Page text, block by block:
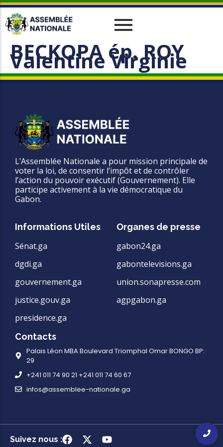
Historique
Missions
Organes
Vos Députés
Travaux
parlementaires
Relations Interparlementaires
Actualités
Evènements
Phototèque
BECKOPA ép. ROY
Valentine Virginie
L’Assemblée Nationale a pour mission principale de
voter la loi, de consentir l’impôt et de contrôler
l’action du pouvoir exécutif (Gouvernement). Elle
participe activement à la vie démocratique du
Gabon.
Informations Utiles
Sénat.ga
dgdi.ga
gouvernement.ga
justice.gouv.ga
presidence.ga
Organes de presse
gabon24.ga
gabontelevisions.ga
union.sonapresse.com
agpgabon.ga
Contacts
Palais Léon MBA Boulevard Triomphal Omar BONGO BP:
29
+241 011 74 90 21 +241 011 74 60 67
infos@assemblee-nationale.ga
Suivez nous :